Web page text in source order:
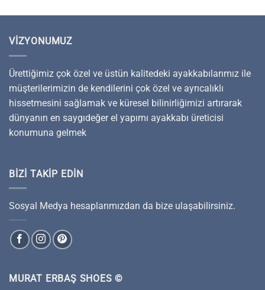
VIZYONUMUZ
Ürettiğimiz çok özel ve üstün kalitedeki ayakkabılarımız ile
müşterilerimizin de kendilerini çok özel ve ayrıcalıklı
hissetmesini sağlamak ve küresel bilinirliğimizi artırarak
dünyanın en saygıdeğer el yapımı ayakkabı üreticisi
konumuna gelmek
BIZI TAKIP EDIN
Sosyal Medya hesaplarımızdan da bize ulaşabilirsiniz.
MURAT ERBAŞ SHOES ©